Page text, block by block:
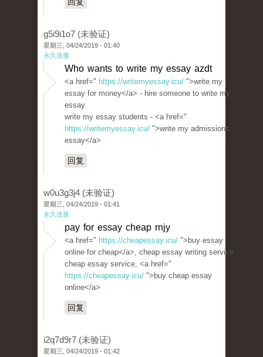
g5i9i1o7 (未验证)
星期三, 04/24/2019 - 01:40
永久连接
Who wants to write my essay azdt
<a href=" https://writemyessay.icu/ ">write my
essay for money</a> - hire someone to write my
essay
write my essay students - <a href="
https://writemyessay.icu/ ">write my admissions
essay</a>
回复
w0u3g3j4 (未验证)
星期三, 04/24/2019 - 01:41
永久连接
pay for essay cheap rnjy
<a href=" https://cheapessay.icu/ ">buy essay
online for cheap</a>, cheap essay writing service
cheap essay service, <a href="
https://cheapessay.icu/ ">buy cheap essay
online</a>
回复
i2q7d9r7 (未验证)
星期三, 04/24/2019 - 01:42